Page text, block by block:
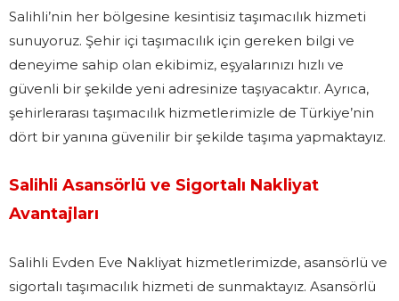
Salihli’nin her bölgesine kesintisiz taşımacılık hizmeti
sunuyoruz. Şehir içi taşımacılık için gereken bilgi ve
deneyime sahip olan ekibimiz, eşyalarınızı hızlı ve
güvenli bir şekilde yeni adresinize taşıyacaktır. Ayrıca,
şehirlerarası taşımacılık hizmetlerimizle de Türkiye’nin
dört bir yanına güvenilir bir şekilde taşıma yapmaktayız.
Salihli Asansörlü ve Sigortalı Nakliyat
Avantajları
Salihli Evden Eve Nakliyat hizmetlerimizde, asansörlü ve
sigortalı taşımacılık hizmeti de sunmaktayız. Asansörlü